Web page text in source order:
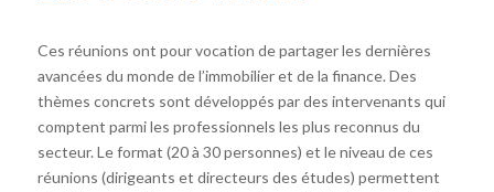
Ces réunions ont pour vocation de partager les dernières
avancées du monde de l’immobilier et de la finance. Des
thèmes concrets sont développés par des intervenants qui
comptent parmi les professionnels les plus reconnus du
secteur. Le format (20 à 30 personnes) et le niveau de ces
réunions (dirigeants et directeurs des études) permettent